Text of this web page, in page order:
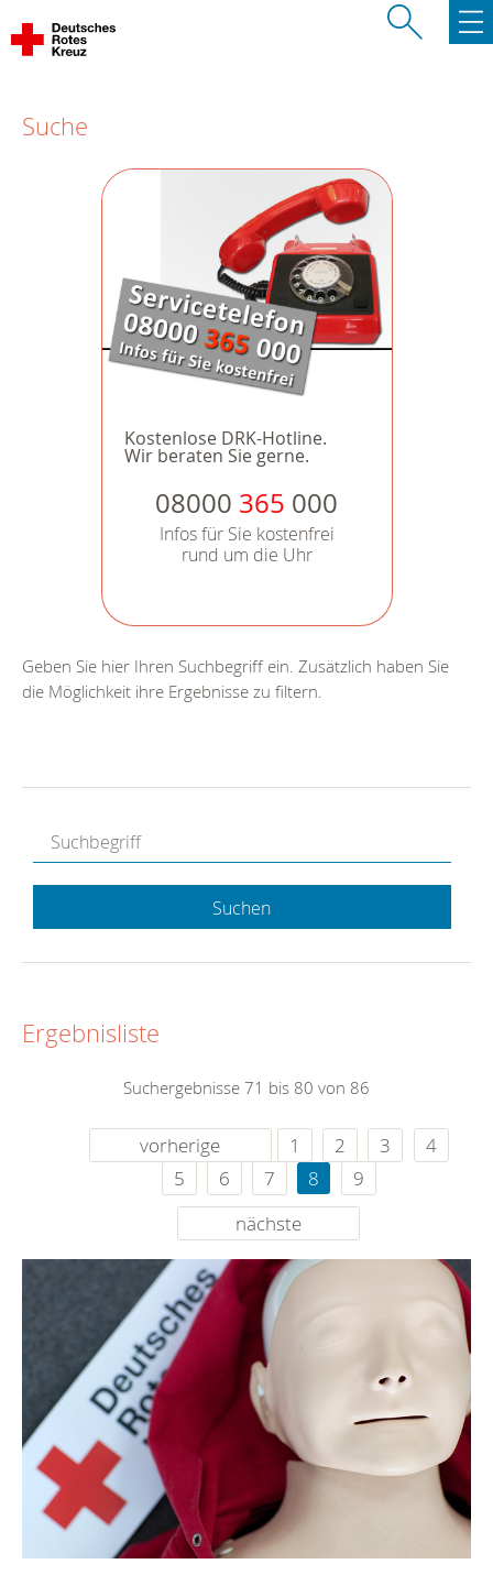
Suche
Kostenlose DRK-Hotline.
Wir beraten Sie gerne.
08000 365 000
Infos für Sie kostenfrei
rund um die Uhr
Geben Sie hier Ihren Suchbegriff ein. Zusätzlich haben Sie
die Möglichkeit ihre Ergebnisse zu filtern.
Suchen
Ergebnisliste
Suchergebnisse 71 bis 80 von 86
vorherige 1 2 3
4
5
6 7 8
9
nächste